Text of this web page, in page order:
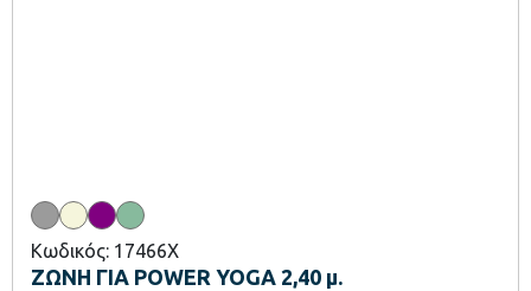
Κωδικός: 17466X
ΖΩΝΗ ΓΙΑ POWER YOGA 2,40 μ.